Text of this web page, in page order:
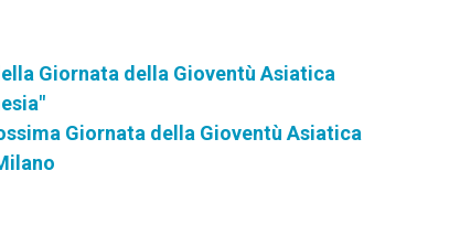
Giornata della Gioventù Asiatica
Giornata della Gioventù Asiatica